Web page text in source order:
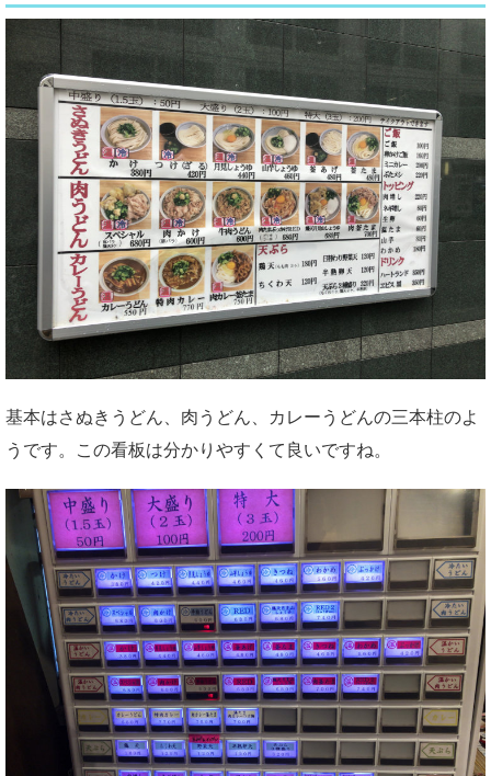
基本はさぬきうどん、肉うどん、カレーうどんの三本柱のよ
うです。この看板は分かりやすくて良いですね。